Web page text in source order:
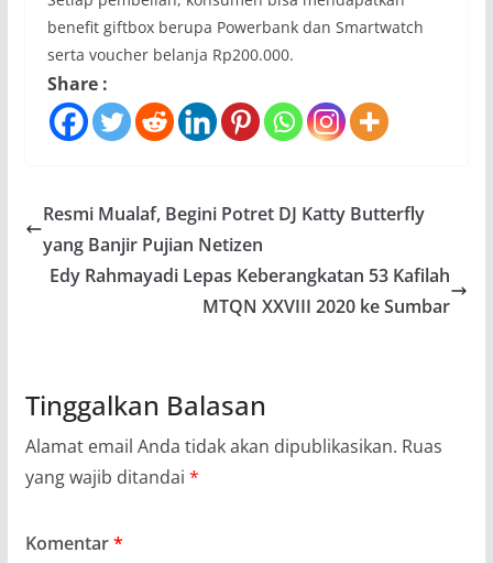
benefit giftbox berupa Powerbank dan Smartwatch
serta voucher belanja Rp200.000.
Share :
Resmi Mualaf, Begini Potret DJ Katty Butterfly
yang Banjir Pujian Netizen
Edy Rahmayadi Lepas Keberangkatan 53 Kafilah
MTQN XXVIII 2020 ke Sumbar
Tinggalkan Balasan
Alamat email Anda tidak akan dipublikasikan. Ruas
yang wajib ditandai *
Komentar*